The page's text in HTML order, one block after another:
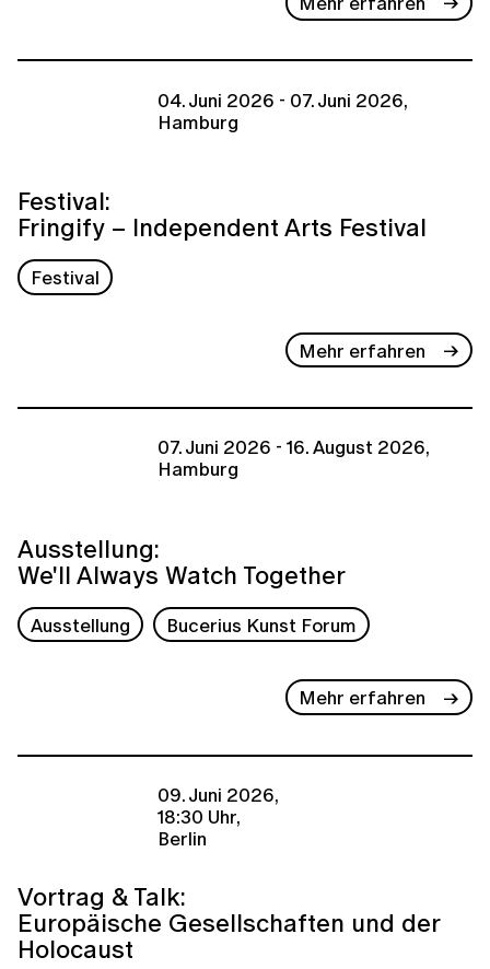
04. Juni 2026 - 07. Juni 2026,
Hamburg
Festival:
Fringify – Independent Arts Festival
Festival
Mehr erfahren
07. Juni 2026 - 16. August 2026,
Hamburg
Ausstellung:
We'll Always Watch Together
Ausstellung Bucerius Kunst Forum
Mehr erfahren
09. Juni 2026,
18:30 Uhr,
Berlin
Vortrag & Talk:
Europäische Gesellschaften und der
Holocaust